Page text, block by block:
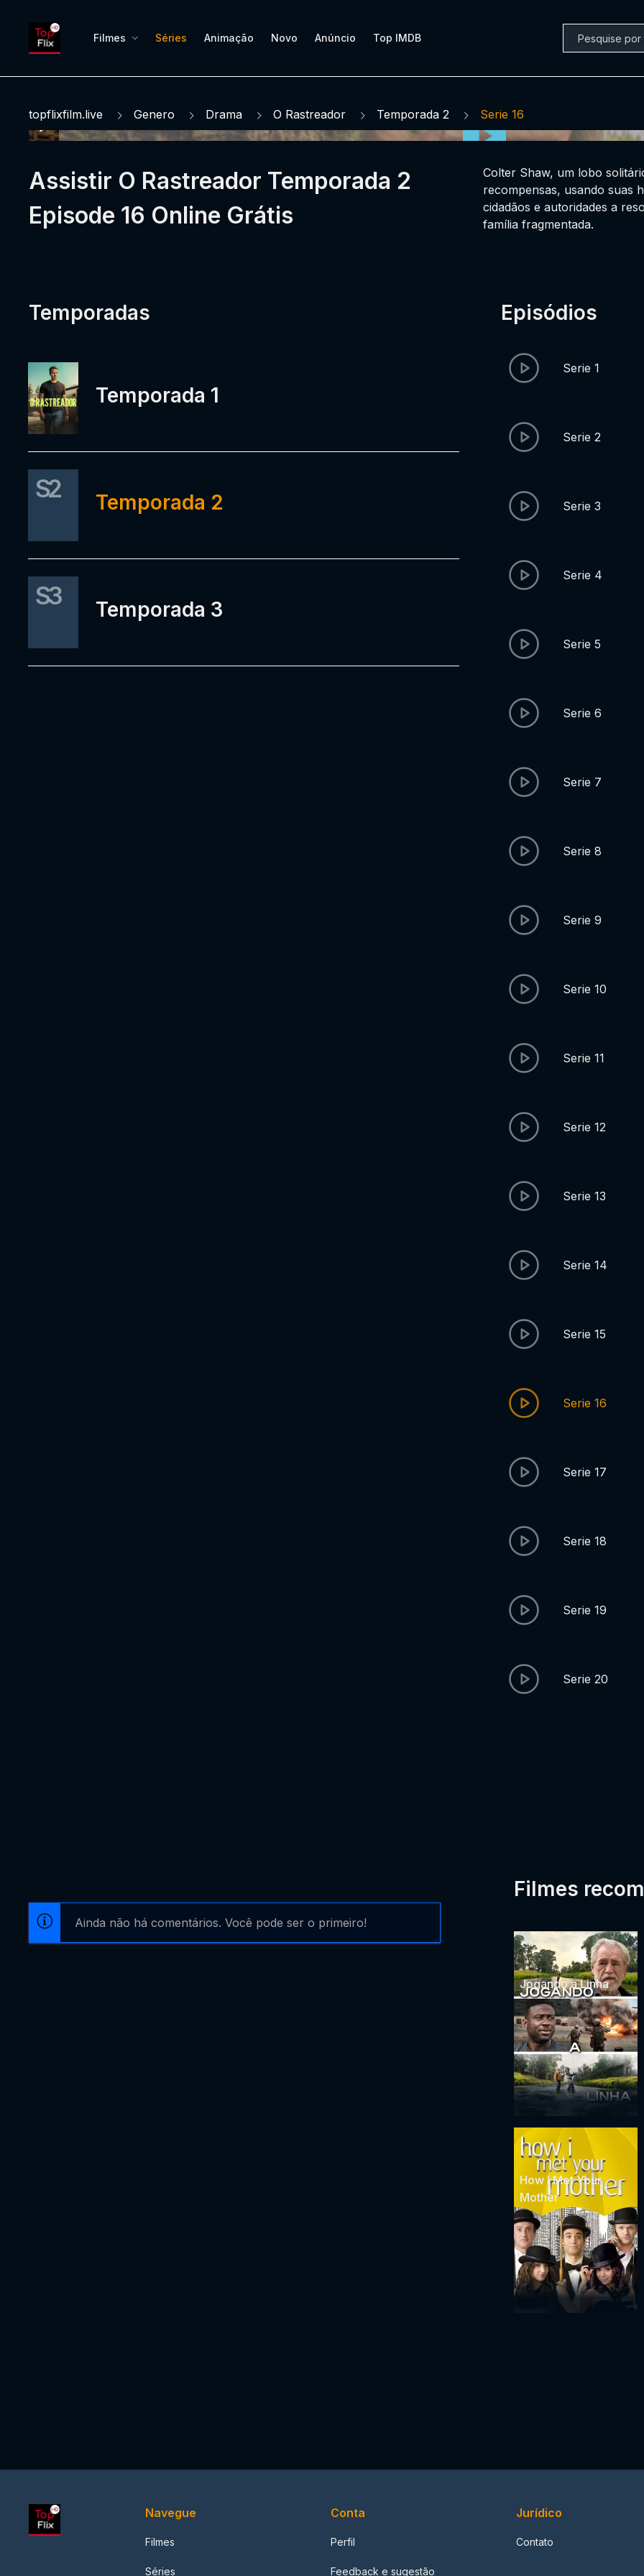
Filmes Séries Animação Novo Anúncio Top IMDB
topflixfilm.live Genero Drama O Rastreador Temporada 2 Serie 16
Assistir O Rastreador Temporada 2
Episode 16 Online Grátis
Colter Shaw, um lobo
recompensas, usando suas
cidadãos e autoridades a
família fragmentada.
Temporadas
Temporada 1
S2 Temporada 2
S3 Temporada 3
Episódios
Serie 1
Serie 2
Serie 3
Serie 4
Serie 5
Serie 6
Serie 7
Serie 8
Serie 9
Serie 10
Serie 11
Serie 12
Serie 13
Serie 14
Serie 15
Serie 16
Serie 17
Serie 18
Serie 19
Serie 20
Ainda não há comentários. Você pode ser o primeiro!
Filmes
Jogando a Linha
How I Met Your
Mother
Navegue
Filmes
Séries
Conta
Perfil
Feedback e sugestão
Jurídico
Contato